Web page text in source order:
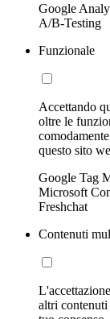
Google
A/B-Testing
Funzionale
Accettando
oltre le
questo sito
Google Tag
Microsoft
Freshchat
Contenuti
altri